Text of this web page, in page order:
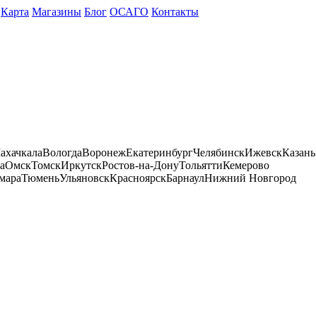
Карта Магазины Блог ОСАГО Контакты
ВологдаВоронежЕкатеринбургЧелябинскИжевскКазань
ОмскТомскИркутскРостов-на-ДонуТольяттиКемерово
ТюменьУльяновскКрасноярскБарнаулНижний Новгород